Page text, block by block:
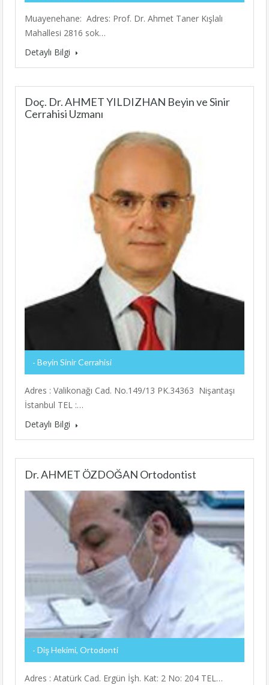
Muayenehane: Adres: Prof. Dr. Ahmet Taner Kışlalı
Mahallesi 2816 sok…
Detaylı Bilgi
Doç. Dr. AHMET YILDIZHAN Beyin ve Sinir
Cerrahisi Uzmanı
Beyin Sinir Cerrahisi
Adres : Valikonağı Cad. No.149/13 PK.34363 Nişantaşı
İstanbul TEL :…
Detaylı Bilgi
Dr. AHMET ÖZDOĞAN Ortodontist
Diş Hekimi, Ortodonti
Adres : Atatürk Cad. Ergün İşh. Kat: 2 No: 204 TEL…